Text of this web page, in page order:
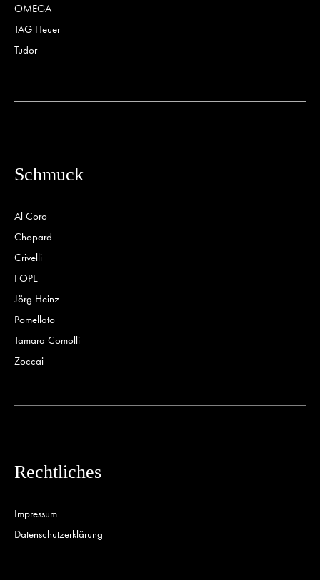
OMEGA
TAG Heuer
Tudor
Schmuck
Al Coro
Chopard
Crivelli
FOPE
Jörg Heinz
Pomellato
Tamara Comolli
Zoccai
Rechtliches
Impressum
Datenschutzerklärung